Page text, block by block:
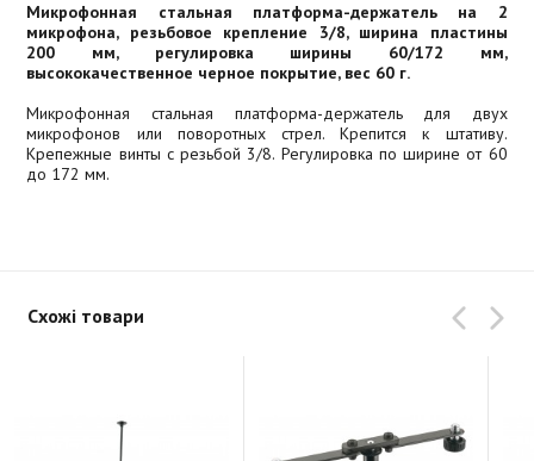
Микрофонная стальная платформа-держатель на 2
микрофона, резьбовое крепление 3/8, ширина пластины
200 мм, регулировка ширины 60/172 мм,
высококачественное черное покрытие, вес 60 г.
Микрофонная стальная платформа-держатель для двух
микрофонов или поворотных стрел. Крепится к штативу.
Крепежные винты с резьбой 3/8. Регулировка по ширине от 60
до 172 мм.
Схожі товари